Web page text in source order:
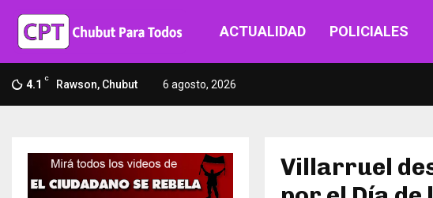
ACTUALIDAD POLICIALES
4.1 C Rawson, Chubut 6 agosto, 2026
Villarruel